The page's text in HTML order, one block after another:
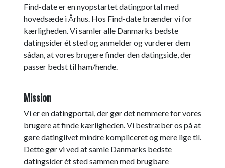
Find-date er en nyopstartet datingportal med
hovedsæde i Århus. Hos Find-date brænder vi for
kærligheden. Vi samler alle Danmarks bedste
datingsider ét sted og anmelder og vurderer dem
sådan, at vores brugere finder den datingside, der
passer bedst til ham/hende.
Mission
Vi er en datingportal, der gør det nemmere for vores
brugere at finde kærligheden. Vi bestræber os på at
gøre datinglivet mindre kompliceret og mere lige til.
Dette gør vi ved at samle Danmarks bedste
datingsider ét sted sammen med brugbare